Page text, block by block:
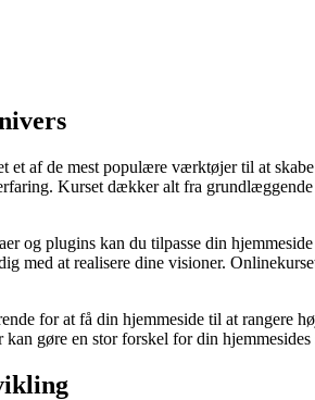
et af de mest populære værktøjer til at
Kurset dækker alt fra
og plugins kan du tilpasse din
med at realisere dine visioner.
for at få din hjemmeside til at
gøre en stor forskel for din hjemmesides